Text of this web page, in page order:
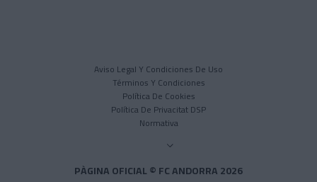
Aviso Legal Y Condiciones De Uso
Términos Y Condiciones
Política De Cookies
Política De Privacitat DSP
Normativa
PÀGINA OFICIAL © FC ANDORRA 2026